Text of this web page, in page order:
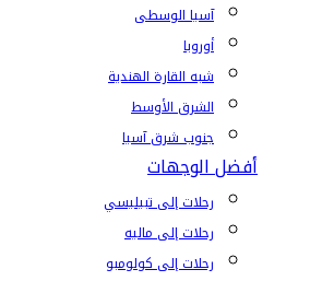
آسيا الوسطى
أوروبا
شبه القارة الهندية
الشرق الأوسط
جنوب شرق آسيا
أفضل الوجهات
رحلات إلى تبيليسي
رحلات إلى ماليه
رحلات إلى كولومبو